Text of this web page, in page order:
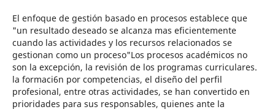
El enfoque de gestión basado en procesos establece que
"un resultado deseado se alcanza mas eficientemente
cuando las actividades y los recursos relacionados se
gestionan como un proceso"Los procesos académicos no
son la excepción, la revisión de los programas curriculares.
la formaci6n por competencias, el diseño del perfil
profesional, entre otras actividades, se han convertido en
prioridades para sus responsables, quienes ante la